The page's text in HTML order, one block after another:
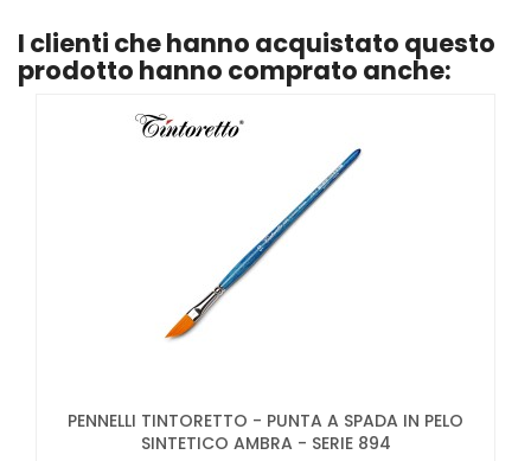
I clienti che hanno acquistato questo
prodotto hanno comprato anche:
PENNELLI TINTORETTO - PUNTA A SPADA IN PELO
SINTETICO AMBRA - SERIE 894